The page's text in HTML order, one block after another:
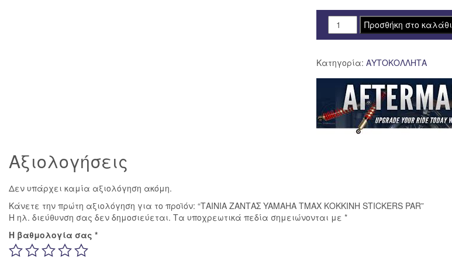
ΤΑΙΝΙΑ
ΖΑΝΤΑΣ
TMAX
ΚΟΚΚΙΝΗ
STICKERS
PAR
ποσότητα
Προσθήκη στο καλάθι
Κατηγορία: ΑΥΤΟΚΟΛΛΗΤΑ
Αξιολογήσεις
Δεν υπάρχει καμία αξιολόγηση ακόμη.
Κάνετε την πρώτη αξιολόγηση για το προϊόν: “ΤΑΙΝΙΑ ΖΑΝΤΑΣ YAMAHA TMAX ΚΟΚΚΙΝΗ STICKERS PAR”
Η ηλ. διεύθυνση σας δεν δημοσιεύεται. Τα υποχρεωτικά πεδία σημειώνονται με *
Η βαθμολογία σας *